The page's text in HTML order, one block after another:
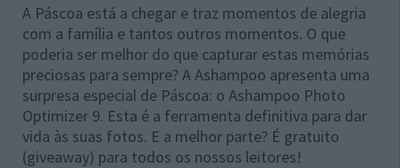
A Páscoa está a chegar e traz momentos de alegria
com a família e tantos outros momentos. O que
poderia ser melhor do que capturar estas memórias
preciosas para sempre? A Ashampoo apresenta uma
surpresa especial de Páscoa: o Ashampoo Photo
Optimizer 9. Esta é a ferramenta definitiva para dar
vida às suas fotos. E a melhor parte? É gratuito
(giveaway) para todos os nossos leitores!